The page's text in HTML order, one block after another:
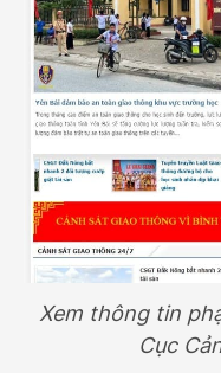
Xem thông tin
Cục